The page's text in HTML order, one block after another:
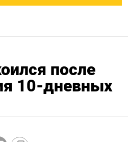
после
10-дневных